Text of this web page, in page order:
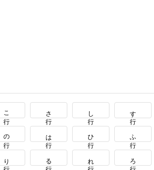
こ行 さ行 し行 す行
の行 は行 ひ行 ふ行
り行 る行 れ行 ろ行